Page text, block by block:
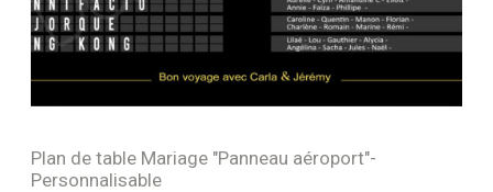
Plan de table Mariage "Panneau aéroport"-
Personnalisable